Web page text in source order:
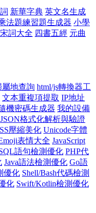
新華字典 英文名生成
法題練習題生成器 小學
宋詞大全 四書五經 元曲
屬地查詢 html/js轉換器工
文本重複項提取 IP地址
機密碼生成器 我的設備
JSON格式化解析與驗證
壓縮美化 Unicode字體
表情大全 JavaScript
語句檢測優化 PHP代
Java語法檢測優化 Go語
優化 Shell/Bash代碼檢測
化 Swift/Kotlin檢測優化